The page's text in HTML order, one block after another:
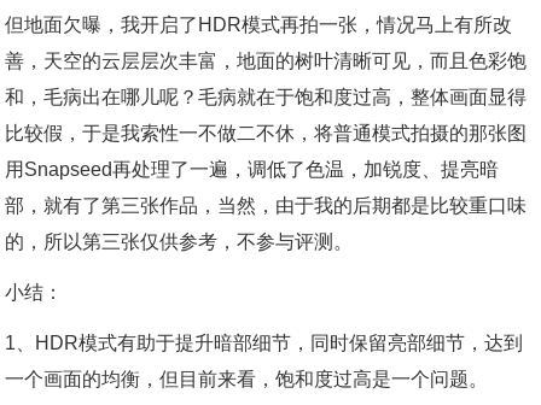
但地面欠曝，我开启了HDR模式再拍一张，情况马上有所改
善，天空的云层层次丰富，地面的树叶清晰可见，而且色彩饱
和，毛病出在哪儿呢？毛病就在于饱和度过高，整体画面显得
比较假，于是我索性一不做二不休，将普通模式拍摄的那张图
用Snapseed再处理了一遍，调低了色温，加锐度、提亮暗
部，就有了第三张作品，当然，由于我的后期都是比较重口味
的，所以第三张仅供参考，不参与评测。
小结：
1、HDR模式有助于提升暗部细节，同时保留亮部细节，达到
一个画面的均衡，但目前来看，饱和度过高是一个问题。